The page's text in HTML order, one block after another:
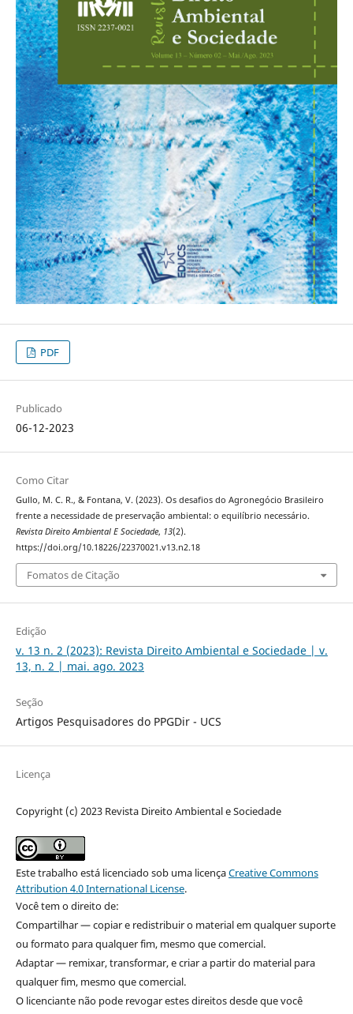
PDF
Publicado
06-12-2023
Como Citar
Gullo, M. C. R., & Fontana, V. (2023). Os desafios do Agronegócio Brasileiro
frente a necessidade de preservação ambiental: o equilíbrio necessário.
Revista Direito Ambiental E Sociedade, 13(2).
https://doi.org/10.18226/22370021.v13.n2.18
Fomatos de Citação
Edição
v. 13 n. 2 (2023): Revista Direito Ambiental e Sociedade | v.
13, n. 2 | mai. ago. 2023
Seção
Artigos Pesquisadores do PPGDir - UCS
Licença
Copyright (c) 2023 Revista Direito Ambiental e Sociedade
Este trabalho está licenciado sob uma licençaCreative Commons
Attribution 4.0 International License.
Você tem o direito de:
Compartilhar — copiar e redistribuir o material em qualquer suporte
ou formato para qualquer fim, mesmo que comercial.
Adaptar — remixar, transformar, e criar a partir do material para
qualquer fim, mesmo que comercial.
O licenciante não pode revogar estes direitos desde que você